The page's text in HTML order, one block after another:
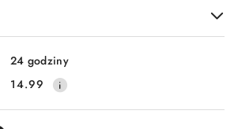
24 godziny
14.99